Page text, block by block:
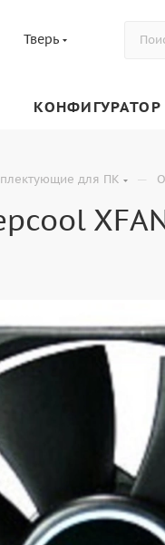
Тверь
КОНФИГУРАТОР
для ПК —